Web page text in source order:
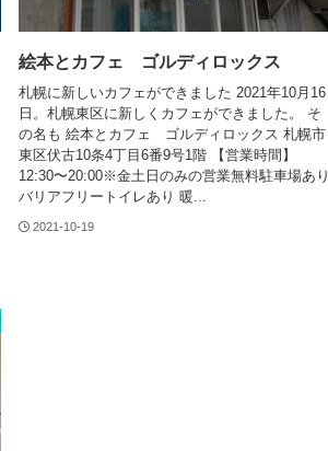
絵本とカフェ ゴルディロックス
札幌に新しいカフェができました 2021年10月16
日。札幌東区に新しくカフェができました。 そ
の名も 絵本とカフェ ゴルディロックス 札幌市
東区伏古10条4丁目6番9号1階 【営業時間】
12:30〜20:00※金土日のみの営業無料駐車場あり
バリアフリートイレあり 暖...
2021-10-19